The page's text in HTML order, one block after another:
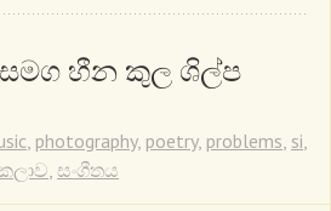
හීන කුල ශිල්ප
photography, poetry, problems si
සංගීතය